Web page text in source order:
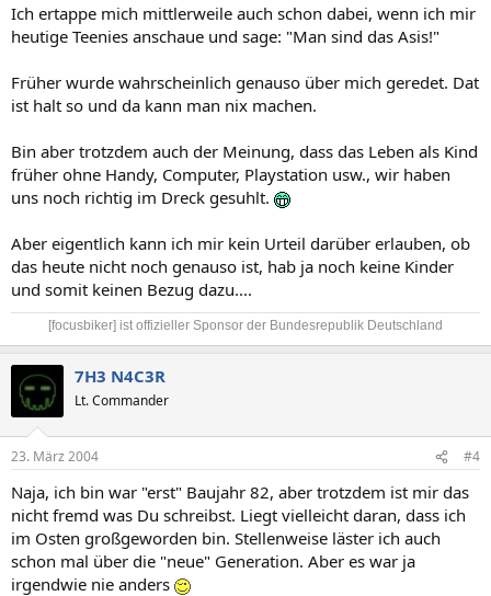
Ich ertappe mich mittlerweile auch schon dabei, wenn ich mir
heutige Teenies anschaue und sage: "Man sind das Asis!"
Früher wurde wahrscheinlich genauso über mich geredet. Dat
ist halt so und da kann man nix machen.
Bin aber trotzdem auch der Meinung, dass das Leben als Kind
früher ohne Handy, Computer, Playstation usw., wir haben
uns noch richtig im Dreck gesuhlt.
Aber eigentlich kann ich mir kein Urteil darüber erlauben, ob
das heute nicht noch genauso ist, hab ja noch keine Kinder
und somit keinen Bezug dazu....
[focusbiker] ist offizieller Sponsor der Bundesrepublik Deutschland​
7H3 N4C3R
Lt. Commander
23. März 2004 #4
Naja, ich bin war "erst" Baujahr 82, aber trotzdem ist mir das
nicht fremd was Du schreibst. Liegt vielleicht daran, dass ich
im Osten großgeworden bin. Stellenweise läster ich auch
schon mal über die "neue" Generation. Aber es war ja
irgendwie nie anders